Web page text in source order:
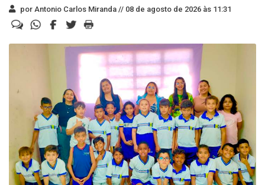
por Antonio Carlos Miranda // 08 de agosto de 2026 às 11:31